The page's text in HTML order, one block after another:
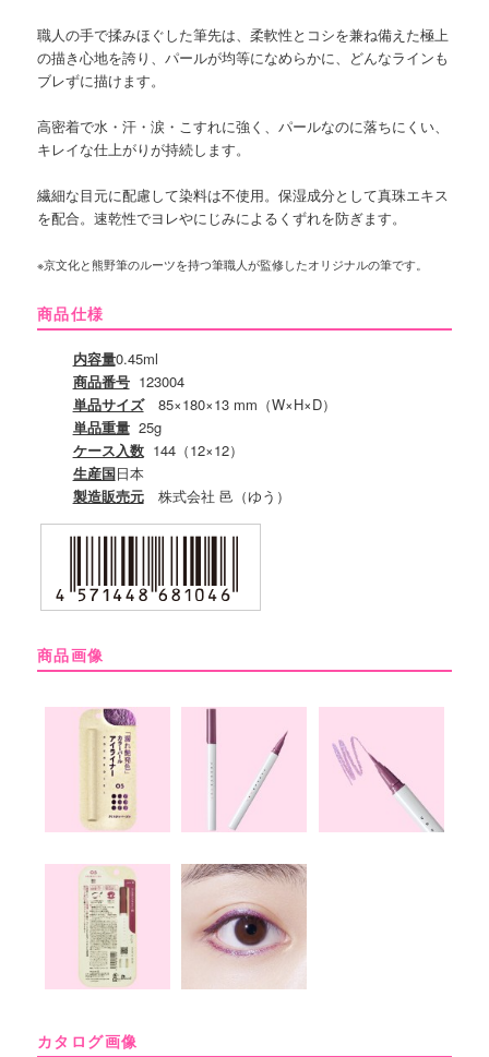
職人の手で揉みほぐした筆先は、柔軟性とコシを兼ね備えた極上
の描き心地を誇り、パールが均等になめらかに、どんなラインも
ブレずに描けます。
高密着で水・汗・涙・こすれに強く、パールなのに落ちにくい、
キレイな仕上がりが持続します。
繊細な目元に配慮して染料は不使用。保湿成分として真珠エキス
を配合。速乾性でヨレやにじみによるくずれを防ぎます。
※京文化と熊野筆のルーツを持つ筆職人が監修したオリジナルの筆です。
商品仕様
内容量0.45ml
商品番号123004
単品サイズ85×180×13 mm（W×H×D）
単品重量25g
ケース入数144（12×12）
生産国日本
製造販売元株式会社 邑（ゆう）
商品画像
カタログ画像